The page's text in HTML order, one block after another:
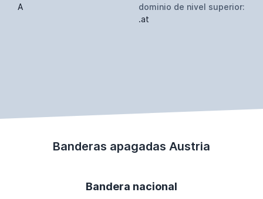
A
dominio de nivel superior:
.at
Banderas apagadas Austria
Bandera nacional